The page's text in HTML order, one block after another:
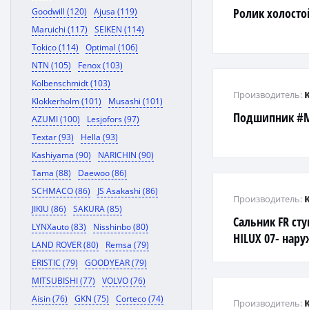
Goodwill (120)
Ajusa (119)
Maruichi (117)
SEIKEN (114)
Tokico (114)
Optimal (106)
NTN (105)
Fenox (103)
Kolbenschmidt (103)
Klokkerholm (101)
Musashi (101)
AZUMI (100)
Lesjofors (97)
Textar (93)
Hella (93)
Kashiyama (90)
NARICHIN (90)
Tama (88)
Daewoo (86)
SCHMACO (86)
JS Asakashi (86)
JIKIU (86)
SAKURA (85)
LYNXauto (83)
Nisshinbo (80)
LAND ROVER (80)
Remsa (79)
ERISTIC (79)
GOODYEAR (79)
MITSUBISHI (77)
VOLVO (76)
Aisin (76)
GKN (75)
Corteco (74)
Ролик
Подшипник
Производитель:
Сальник FR
HILUX 07-
Производитель:
Производитель: